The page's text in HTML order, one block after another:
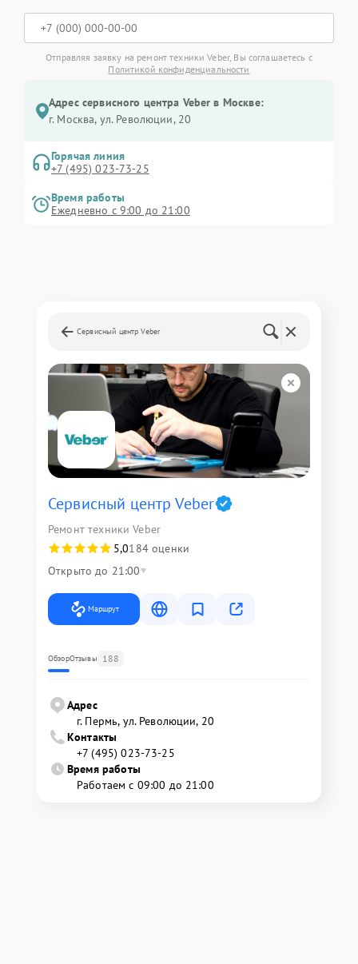
Отправляя заявку на ремонт техники Veber, Вы соглашаетесь с
Политикой конфиденциальности
Адрес сервисного центра Veber в Москве:
г. Москва, ул. Революции, 20
Горячая линия
+7 (495) 023-73-25
Время работы
Ежедневно с 9:00 до 21:00
Сервисный центр Veber
Сервисный центр Veber
Ремонт техники Veber
5,0184 оценки
Открыто до 21:00
Маршрут
ОбзорОтзывы 188
Адрес
г. Пермь, ул. Революции, 20
Контакты
+7 (495) 023-73-25
Время работы
Работаем с 09:00 до 21:00